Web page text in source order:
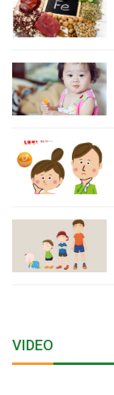
VIDEO